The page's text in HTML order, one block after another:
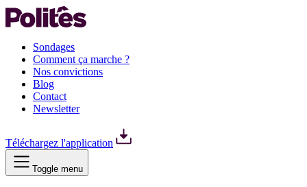
Sondages
Comment ça marche ?
Nos convictions
Blog
Contact
Newsletter
Téléchargez l'application
Toggle menu